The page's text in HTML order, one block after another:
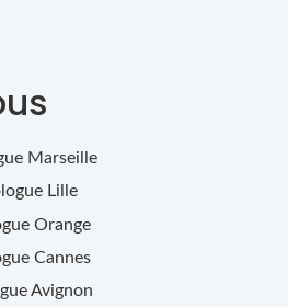
Marseille
Lille
Orange
Cannes
Avignon